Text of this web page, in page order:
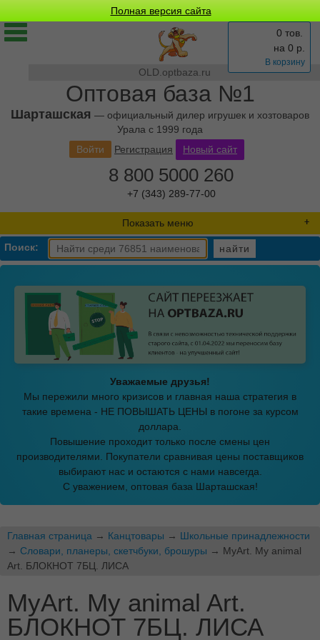
Полная версия сайта
OLD.optbaza.ru
Оптовая база №1
Шарташская — официальный дилер игрушек и хозтоваров
Урала с 1999 года
0 тов.
на 0 р.
В корзину
Войти Регистрация Новый сайт
8 800 5000 260
+7 (343) 289-77-00
Показать меню
Поиск: найти
Уважаемые друзья!
Мы пережили много кризисов и главная наша стратегия в
такие времена - НЕ ПОВЫШАТЬ ЦЕНЫ в погоне за курсом
доллара.
Повышение проходит только после смены цен
производителями. Покупатели сравнивая цены поставщиков
выбирают нас и остаются с нами навсегда.
С уважением, оптовая база Шарташская!
Главная страница → Канцтовары → Школьные принадлежности
→ Словари, планеры, скетчбуки, брошуры → MyArt. My animal
Art. БЛОКНОТ 7БЦ. ЛИСА
MyArt. My animal Art.
БЛОКНОТ 7БЦ. ЛИСА